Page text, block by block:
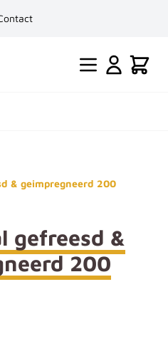
Cart
& geimpregneerd 200
gefreesd &
200